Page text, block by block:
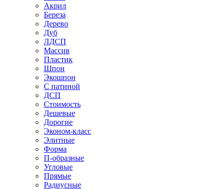
Акрил
Береза
Дерево
Дуб
ЛДСП
Массив
Пластик
Шпон
Экошпон
С патиной
ДСП
Стоимость
Дешевые
Дорогие
Эконом-класс
Элитные
Форма
П-образные
Угловые
Прямые
Радиусные